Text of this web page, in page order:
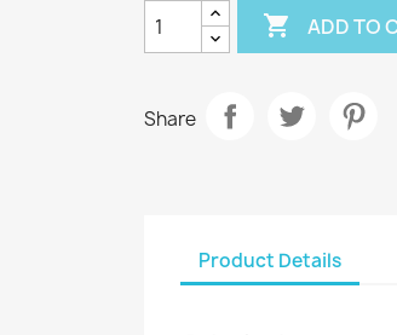
 ADD TO
Share
Product Details